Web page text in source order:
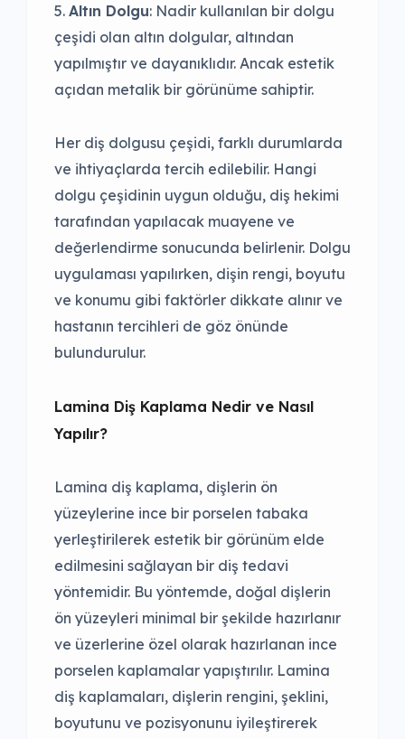
Altın Dolgu: Nadir kullanılan bir dolgu
çeşidi olan altın dolgular, altından
yapılmıştır ve dayanıklıdır. Ancak estetik
açıdan metalik bir görünüme sahiptir.
Her diş dolgusu çeşidi, farklı durumlarda
ve ihtiyaçlarda tercih edilebilir. Hangi
dolgu çeşidinin uygun olduğu, diş hekimi
tarafından yapılacak muayene ve
değerlendirme sonucunda belirlenir. Dolgu
uygulaması yapılırken, dişin rengi, boyutu
ve konumu gibi faktörler dikkate alınır ve
hastanın tercihleri de göz önünde
bulundurulur.
Lamina Diş Kaplama Nedir ve Nasıl
Yapılır?
Lamina diş kaplama, dişlerin ön
yüzeylerine ince bir porselen tabaka
yerleştirilerek estetik bir görünüm elde
edilmesini sağlayan bir diş tedavi
yöntemidir. Bu yöntemde, doğal dişlerin
ön yüzeyleri minimal bir şekilde hazırlanır
ve üzerlerine özel olarak hazırlanan ince
porselen kaplamalar yapıştırılır. Lamina
diş kaplamaları, dişlerin rengini, şeklini,
boyutunu ve pozisyonunu iyileştirerek